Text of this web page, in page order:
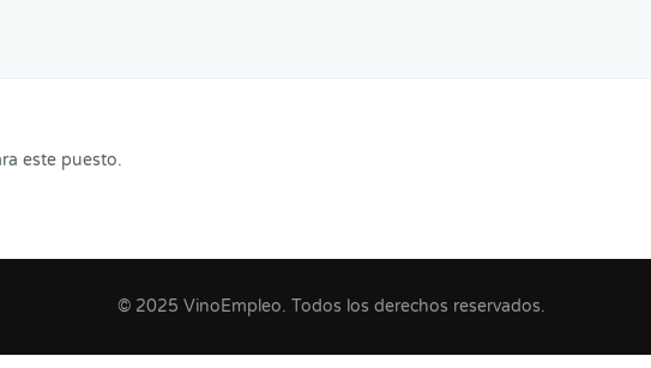
este puesto.
© 2025 VinoEmpleo. Todos los derechos reservados.